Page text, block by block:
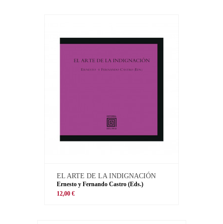
EL ARTE DE LA INDIGNACIÓN
Ernesto y Fernando Castro (Eds.)
12,00 €